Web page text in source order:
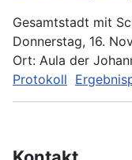
Gesamtstadt mit
Donnerstag, 16.
Ort: Aula der
Protokoll